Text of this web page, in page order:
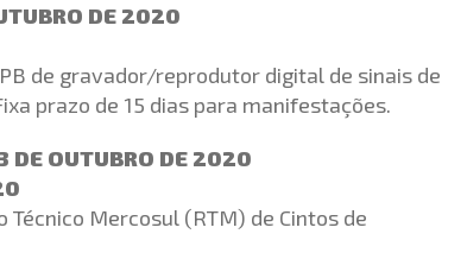
DE 2020
de gravador/reprodutor digital de sinais de
prazo de 15 dias para manifestações.
DE OUTUBRO DE 2020
Mercosul (RTM) de Cintos de